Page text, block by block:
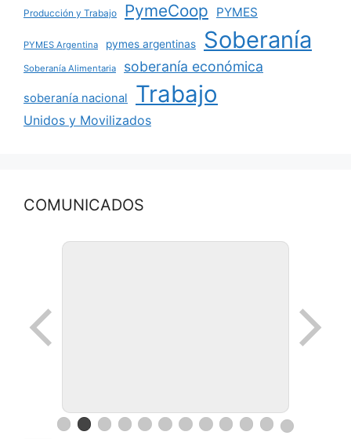
Producción y Trabajo PymeCoop PYMES
PYMES Argentina pymes argentinas Soberanía
Soberanía Alimentaria soberanía económica
soberanía nacional Trabajo
Unidos y Movilizados
COMUNICADOS